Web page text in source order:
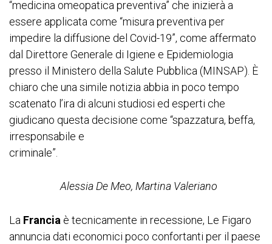
“medicina omeopatica preventiva” che inizierà a
essere applicata come “misura preventiva per
impedire la diffusione del Covid-19”, come affermato
dal Direttore Generale di Igiene e Epidemiologia
presso il Ministero della Salute Pubblica (MINSAP). È
chiaro che una simile notizia abbia in poco tempo
scatenato l’ira di alcuni studiosi ed esperti che
giudicano questa decisione come “spazzatura, beffa,
irresponsabile e
criminale”.
Alessia De Meo, Martina Valeriano
La Francia è tecnicamente in recessione, Le Figaro
annuncia dati economici poco confortanti per il paese